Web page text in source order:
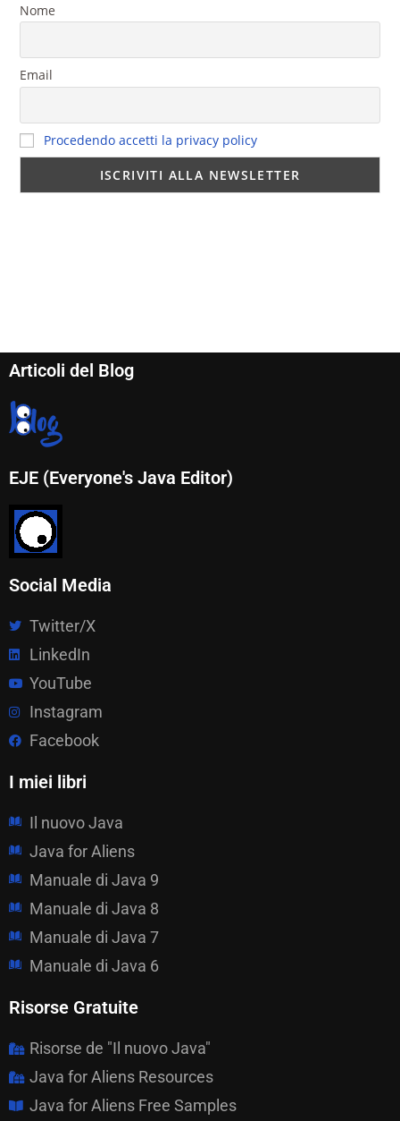
Nome
Email
Procedendo accetti la privacy policy
Articoli del Blog
EJE (Everyone's Java Editor)
Social Media
Twitter/X
LinkedIn
YouTube
Instagram
Facebook
I miei libri
Il nuovo Java
Java for Aliens
Manuale di Java 9
Manuale di Java 8
Manuale di Java 7
Manuale di Java 6
Risorse Gratuite
Risorse de "Il nuovo Java"
Java for Aliens Resources
Java for Aliens Free Samples